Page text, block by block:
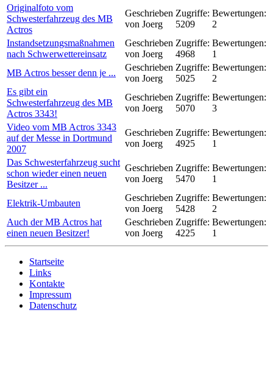
Originalfoto vom
Schwesterfahrzeug des MB
Actros
Geschrieben
von Joerg
Zugriffe:
5209
Bewertungen:
2
Instandsetzungsmaßnahmen
nach Schwerwettereinsatz
Geschrieben
von Joerg
Zugriffe:
4968
Bewertungen:
1
MB Actros besser denn je ...
Geschrieben
von Joerg
Zugriffe:
5025
Bewertungen:
2
Es gibt ein
Schwesterfahrzeug des MB
Actros 3343!
Geschrieben
von Joerg
Zugriffe:
5070
Bewertungen:
3
Video vom MB Actros 3343
auf der Messe in Dortmund
2007
Geschrieben
von Joerg
Zugriffe:
4925
Bewertungen:
1
Das Schwesterfahrzeug sucht
schon wieder einen neuen
Besitzer ...
Geschrieben
von Joerg
Zugriffe:
5470
Bewertungen:
1
Elektrik-Umbauten
Geschrieben
von Joerg
Zugriffe:
5428
Bewertungen:
2
Auch der MB Actros hat
einen neuen Besitzer!
Geschrieben
von Joerg
Zugriffe:
4225
Bewertungen:
1
Startseite
Links
Kontakte
Impressum
Datenschutz